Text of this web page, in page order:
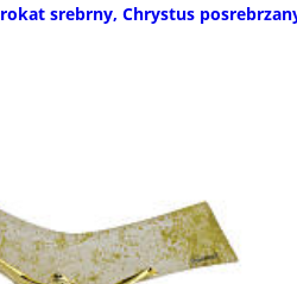
srebrny, Chrystus